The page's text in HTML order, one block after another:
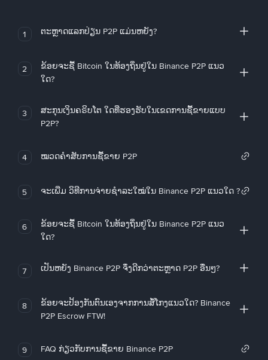
1 ຕະຫຼາດແລກປ່ຽນ P2P ແມ່ນຫຍັງ?
2
ຂ້ອຍຈະຊື້ Bitcoin ໃນທ້ອງຖິ່ນຢູ່ໃນ Binance P2P ແນວ
ໃດ?
3
ສະກຸນເງິນຄຣິບໂຕ ໃດທີ່ຮອງຮັບໃນເຂດການຊື້ຂາຍແບບ
P2P?
4 ໝວດຄໍາສັບການຊື້ຂາຍ P2P
5 ຈະເພີ່ມ ວິທີການຈ່າຍຊຳລະໃໝ່ໃນ Binance P2P ແນວໃດ ?
6
ຂ້ອຍຈະຊື້ Bitcoin ໃນທ້ອງຖິ່ນຢູ່ໃນ Binance P2P ແນວ
ໃດ?
7 ເປັນຫຍັງ Binance P2P ຈຶ່ງດີກວ່າຕະຫຼາດ P2P ອື່ນໆ?
8
ຂ້ອຍຈະປ້ອງກັນຕົນເອງຈາກການສໍ້ໂກງແນວໃດ? Binance
P2P Escrow FTW!
9 FAQ ກ່ຽວກັບການຊື້ຂາຍ Binance P2P